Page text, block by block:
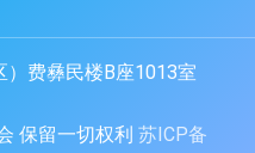
费彝民楼B座1013室
保留一切权利苏ICP备